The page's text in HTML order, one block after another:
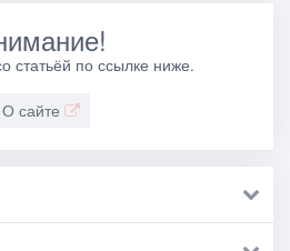
статьёй по ссылке ниже.
О сайте